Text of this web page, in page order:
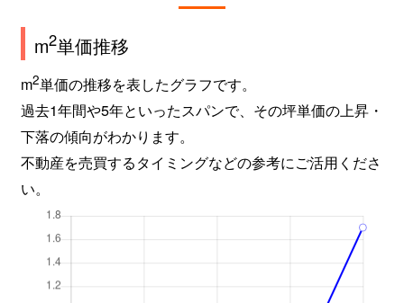
m2単価推移
m2単価の推移を表したグラフです。
過去1年間や5年といったスパンで、その坪単価の上昇・
下落の傾向がわかります。
不動産を売買するタイミングなどの参考にご活用くださ
い。